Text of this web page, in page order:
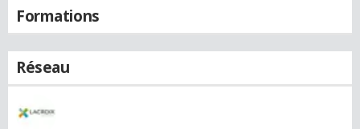
Formations
Réseau